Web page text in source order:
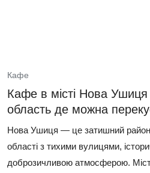
Кафе
Кафе в місті Нова
область де можна
Нова Ушиця — це затишний
області з тихими вулицями,
доброзичливою атмосферою.